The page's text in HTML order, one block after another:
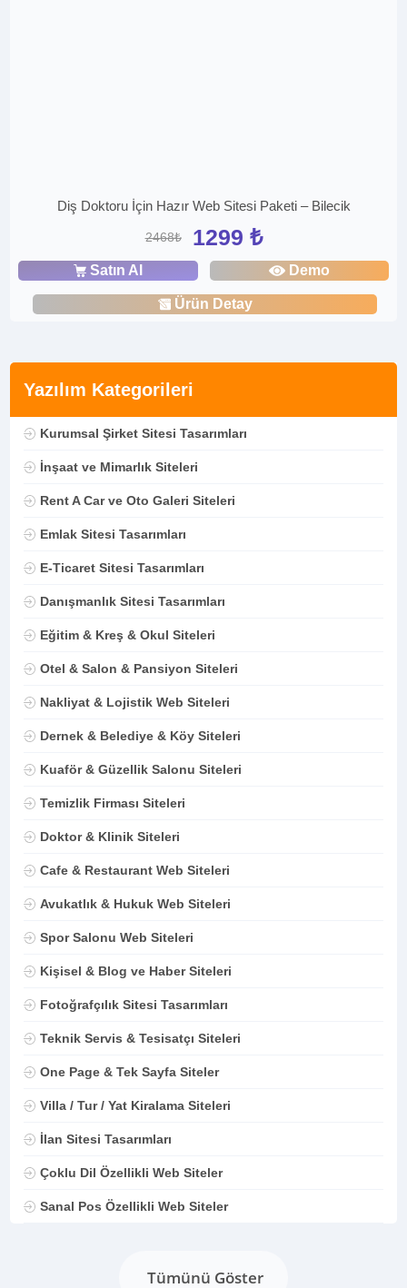
Yazılım Kategorileri
Kurumsal Şirket Sitesi Tasarımları
İnşaat ve Mimarlık Siteleri
Rent A Car ve Oto Galeri Siteleri
Emlak Sitesi Tasarımları
E-Ticaret Sitesi Tasarımları
Danışmanlık Sitesi Tasarımları
Eğitim & Kreş & Okul Siteleri
Otel & Salon & Pansiyon Siteleri
Nakliyat & Lojistik Web Siteleri
Dernek & Belediye & Köy Siteleri
Kuaför & Güzellik Salonu Siteleri
Temizlik Firması Siteleri
Doktor & Klinik Siteleri
Cafe & Restaurant Web Siteleri
Avukatlık & Hukuk Web Siteleri
Spor Salonu Web Siteleri
Kişisel & Blog ve Haber Siteleri
Fotoğrafçılık Sitesi Tasarımları
Teknik Servis & Tesisatçı Siteleri
One Page & Tek Sayfa Siteler
Villa / Tur / Yat Kiralama Siteleri
İlan Sitesi Tasarımları
Çoklu Dil Özellikli Web Siteler
Sanal Pos Özellikli Web Siteler
Tümünü Göster
Diş Doktoru İçin Hazır Web Sitesi Paketi – Bilecik
2468₺ 1299 ₺
Satın Al Demo
Ürün Detay